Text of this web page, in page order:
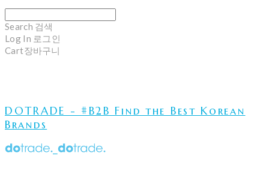
Search 검색
Log In 로그인
Cart장바구니
DOTRADE - #B2B Find the Best Korean
Brands